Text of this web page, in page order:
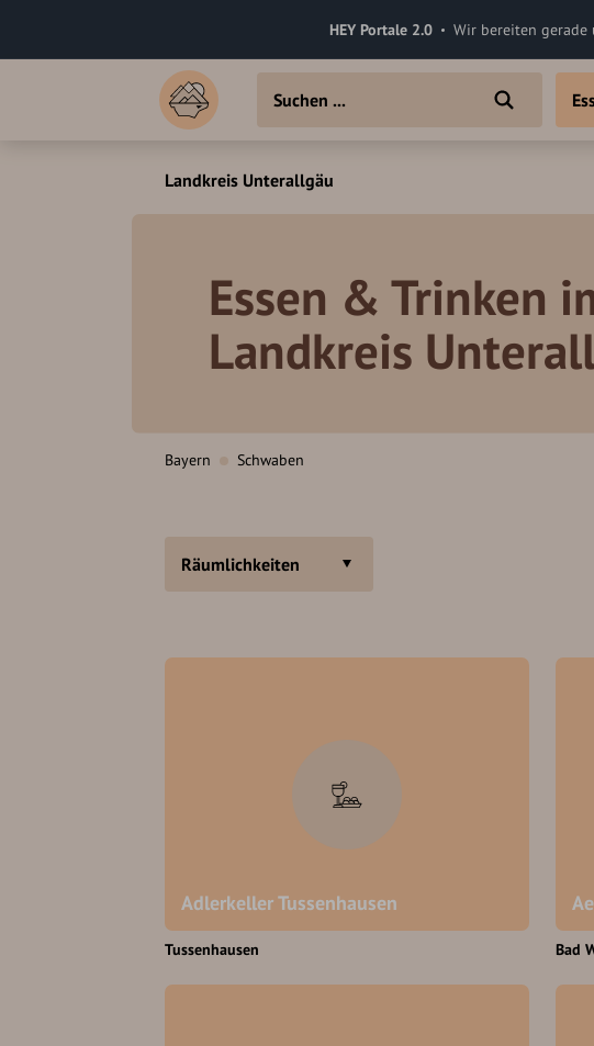
HEY Portale 2.0 Wir bereiten gerade
Landkreis Unterallgäu
Essen & Trinken
Landkreis
Bayern Schwaben
Räumlichkeiten
Adlerkeller Tussenhausen
Tussenhausen Bad